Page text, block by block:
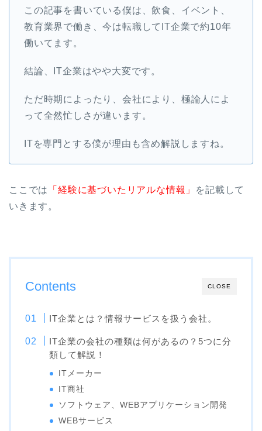
この記事を書いている僕は、飲食、イベント、
教育業界で働き、今は転職してIT企業で約10年
働いてます。
結論、IT企業はやや大変です。
ただ時期によったり、会社により、極論人によ
って全然忙しさが違います。
ITを専門とする僕が理由も含め解説しますね。
ここでは 「経験に基づいたリアルな情報」
を記載して
いきます。
CLOSE
Contents
IT企業とは？情報サービスを扱う会社。
IT企業の会社の種類は何があるの？5つに分
類して解説！
ITメーカー
IT商社
ソフトウェア、WEBアプリケーション開発
WEBサービス